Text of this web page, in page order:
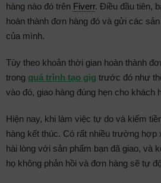
hàng nào đó trên Fiverr. Điều đầu tiên,
hoàn thành đơn hàng đó và gửi các
của mình.
Tùy theo khoản thời gian hoàn thành
trong quá trình tạo gig trước đó như
vào đó, giao hàng đúng hẹn cho khách
Hiện nay, khi làm việc tự do và kiếm
hàng kết thúc. Có rất nhiều trường hợp
hài lòng với sản phẩm bạn đã giao, và
họ không phản hồi và đơn hàng sẽ tự